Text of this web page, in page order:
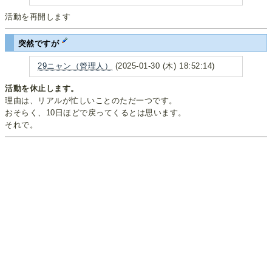
活動を再開します
突然ですが
29ニャン（管理人） (2025-01-30 (木) 18:52:14)
活動を休止します。
理由は、リアルが忙しいことのただ一つです。
おそらく、10日ほどで戻ってくるとは思います。
それで。